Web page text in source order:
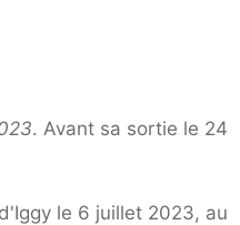
. Avant sa sortie le 24
le 6 juillet 2023, au